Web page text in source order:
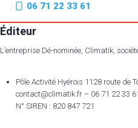
06 71 22 33 61
Éditeur
L’entreprise Dé-nominée, Climatik,
Pôle Activité Hyérois 1128 route de
contact@climatik.fr – 06 71 22 33
N° SIREN : 820 847 721